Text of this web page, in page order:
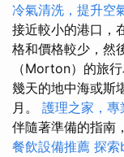
冷氣清洗，提升空
接近較小的港口，
格和價格較少，然
（Morton）的旅
幾天的地中海或斯
月。 護理之家，
伴隨著準備的指南
餐飲設備推薦 探索